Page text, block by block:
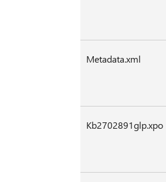
Metadata.xml
Kb2702891glp.xpo